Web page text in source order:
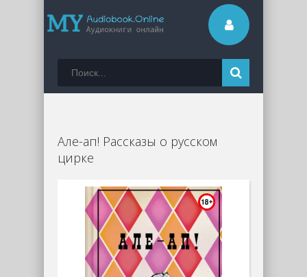
Але-ап! Рассказы о русском
цирке